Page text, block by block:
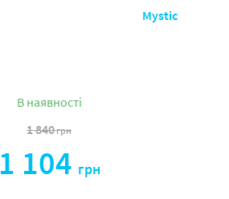
Mystic
В наявності
1 840грн
1 104 грн